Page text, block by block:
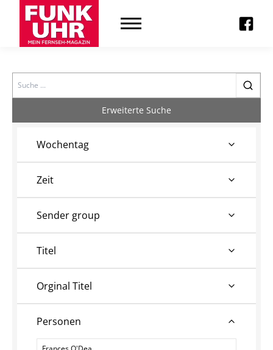
Search
Erweiterte Suche
Wochentag
Zeit
Sender group
Titel
Orginal Titel
Personen
Personen